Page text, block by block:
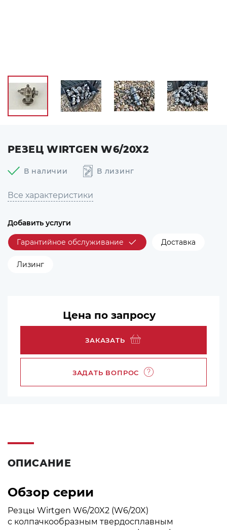
РЕЗЕЦ WIRTGEN W6/20X2
В наличии В лизинг
Все характеристики
Добавить услуги
Гарантийное обслуживание Доставка
Лизинг
Цена по запросу
ЗАКАЗАТЬ
ЗАДАТЬ ВОПРОС
ОПИСАНИЕ
Обзор серии
Резцы Wirtgen W6/20X2 (W6/20X)
с колпачкообразным твердосплавным